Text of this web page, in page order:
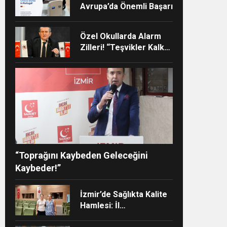
Avrupa’da Önemli Başarı
Özel Okullarda Alarm
Zilleri! “Teşvikler Kalktı,
Yöneldi”
“Toprağını Kaybeden Geleceğini
Kaybeder!”
İzmir’de Sağlıkta Kalite
Hamlesi: İl